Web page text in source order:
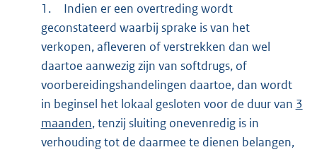
1.
Indien er een overtreding wordt
geconstateerd waarbij sprake is van het
verkopen, afleveren of verstrekken dan wel
daartoe aanwezig zijn van softdrugs, of
voorbereidingshandelingen daartoe, dan wordt
in beginsel het lokaal gesloten voor de duur van 3
maanden, tenzij sluiting onevenredig is in
verhouding tot de daarmee te dienen belangen,